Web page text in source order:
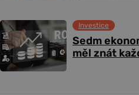
Sedm
měl znát
Investice